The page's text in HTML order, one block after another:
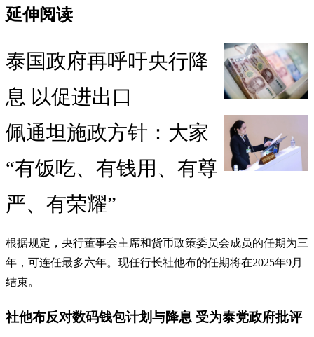
延伸阅读
泰国政府再呼吁央行降
息 以促进出口
佩通坦施政方针：大家
“有饭吃、有钱用、有尊
严、有荣耀”
根据规定，央行董事会主席和货币政策委员会成员的任期为三
年，可连任最多六年。现任行长社他布的任期将在2025年9月
结束。
社他布反对数码钱包计划与降息 受为泰党政府批评